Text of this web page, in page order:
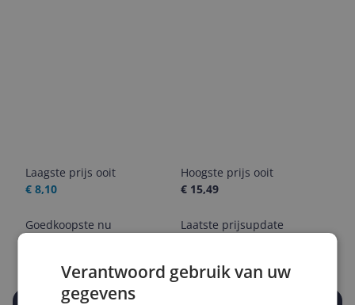
Laagste prijs ooit
€ 8,10
Hoogste prijs ooit
€ 15,49
Goedkoopste nu
Laatste prijsupdate
Verantwoord gebruik van uw
gegevens